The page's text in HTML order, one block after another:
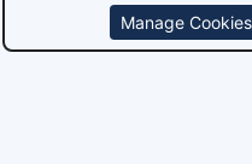
Manage Cookies